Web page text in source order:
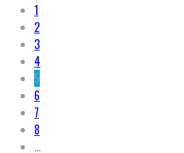
1
2
3
4
5
6
7
8
…